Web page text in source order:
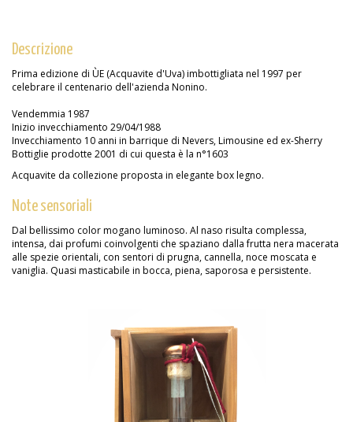
Descrizione
Prima edizione di ÙE (Acquavite d'Uva) imbottigliata nel 1997 per
celebrare il centenario dell'azienda Nonino.
Vendemmia 1987
Inizio invecchiamento 29/04/1988
Invecchiamento 10 anni in barrique di Nevers, Limousine ed ex-Sherry
Bottiglie prodotte 2001 di cui questa è la n°1603
Acquavite da collezione proposta in elegante box legno.
Note sensoriali
Dal bellissimo color mogano luminoso. Al naso risulta complessa,
intensa, dai profumi coinvolgenti che spaziano dalla frutta nera macerata
alle spezie orientali, con sentori di prugna, cannella, noce moscata e
vaniglia. Quasi masticabile in bocca, piena, saporosa e persistente.